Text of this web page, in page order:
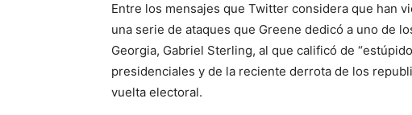
Entre los mensajes que Twitter considera que han
una serie de ataques que Greene dedicó a uno de
Georgia, Gabriel Sterling, al que calificó de
presidenciales y de la reciente derrota de los
vuelta electoral.